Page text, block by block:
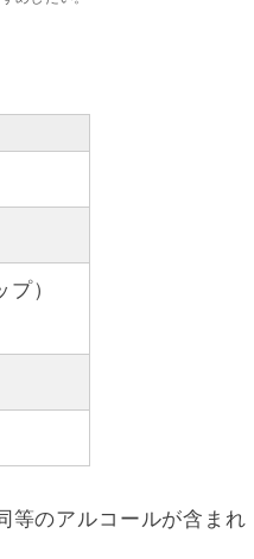
）
等のアルコールが含まれ